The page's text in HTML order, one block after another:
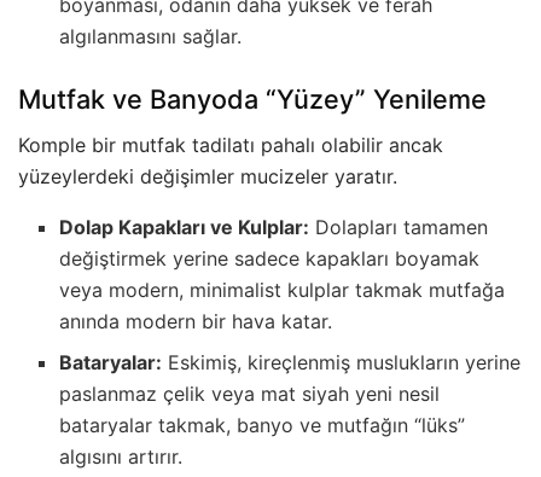
algılanmasını sağlar.
Mutfak ve Banyoda “Yüzey” Yenileme
Komple bir mutfak tadilatı pahalı olabilir ancak
yüzeylerdeki değişimler mucizeler yaratır.
Dolap Kapakları ve Kulplar: Dolapları tamamen
değiştirmek yerine sadece kapakları boyamak
veya modern, minimalist kulplar takmak mutfağa
anında modern bir hava katar.
Bataryalar: Eskimiş, kireçlenmiş muslukların yerine
paslanmaz çelik veya mat siyah yeni nesil
bataryalar takmak, banyo ve mutfağın “lüks”
algısını artırır.